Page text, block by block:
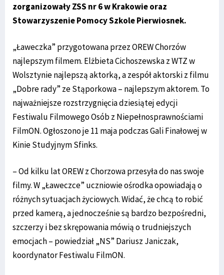
zorganizowały ZSS nr 6 w Krakowie oraz
Stowarzyszenie Pomocy Szkole Pierwiosnek.
„Ławeczka” przygotowana przez OREW Chorzów
najlepszym filmem. Elżbieta Cichoszewska z WTZ w
Wolsztynie najlepszą aktorką, a zespół aktorski z filmu
„Dobre rady” ze Stąporkowa – najlepszym aktorem. To
najważniejsze rozstrzygnięcia dziesiątej edycji
Festiwalu Filmowego Osób z Niepełnosprawnościami
FilmON. Ogłoszono je 11 maja podczas Gali Finałowej w
Kinie Studyjnym Sfinks.
– Od kilku lat OREW z Chorzowa przesyła do nas swoje
filmy. W „Ławeczce” uczniowie ośrodka opowiadają o
różnych sytuacjach życiowych. Widać, że chcą to robić
przed kamerą, a jednocześnie są bardzo bezpośredni,
szczerzy i bez skrępowania mówią o trudniejszych
emocjach – powiedział „NS” Dariusz Janiczak,
koordynator Festiwalu FilmON.